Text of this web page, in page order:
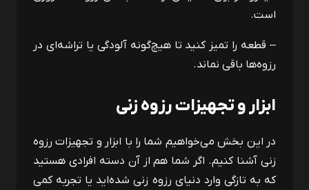
است.
– قطعه را تمیز کنید تا هیچ‌گونه آلودگی یا تراشه‌ای در
رزوه‌ها باقی نماند.
ابزار و تجهیزات رزوه زنی
در این بخش می‌خواهیم شما را با ابزار و تجهیزات رزوه
زنی آشنا کنیم. اگر شما هم از آن دسته افرادی هستید
که به تازگی وارد دنیای رزوه زنی شده‌اید یا تجربه کمی